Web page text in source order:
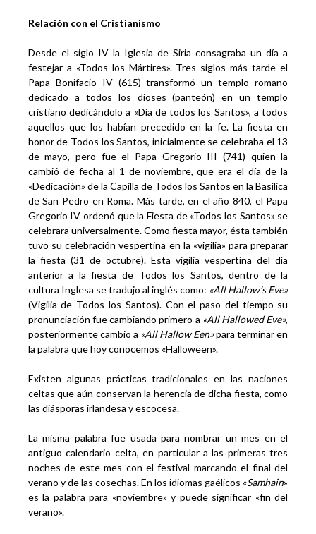
Relación con el Cristianismo
Desde el siglo IV la Iglesia de Siria consagraba un día a
festejar a «Todos los Mártires». Tres siglos más tarde el
Papa Bonifacio IV (615) transformó un templo romano
dedicado a todos los dioses (panteón) en un templo
cristiano dedicándolo a «Día de todos los Santos», a todos
aquellos que los habían precedido en la fe. La fiesta en
honor de Todos los Santos, inicialmente se celebraba el 13
de mayo, pero fue el Papa Gregorio III (741) quien la
cambió de fecha al 1 de noviembre, que era el día de la
«Dedicación» de la Capilla de Todos los Santos en la Basílica
de San Pedro en Roma. Más tarde, en el año 840, el Papa
Gregorio IV ordenó que la Fiesta de «Todos los Santos» se
celebrara universalmente. Como fiesta mayor, ésta también
tuvo su celebración vespertina en la «vigilia» para preparar
la fiesta (31 de octubre). Esta vigilia vespertina del día
anterior a la fiesta de Todos los Santos, dentro de la
cultura Inglesa se tradujo al inglés como: «All Hallow’s Eve»
(Vigilia de Todos los Santos). Con el paso del tiempo su
pronunciación fue cambiando primero a «All Hallowed Eve»,
posteriormente cambio a «All Hallow Een»para terminar en
la palabra que hoy conocemos «Halloween».
Existen algunas prácticas tradicionales en las naciones
celtas que aún conservan la herencia de dicha fiesta, como
las diásporas irlandesa y escocesa.
La misma palabra fue usada para nombrar un mes en el
antiguo calendario celta, en particular a las primeras tres
noches de este mes con el festival marcando el final del
verano y de las cosechas. En los idiomas gaélicos «Samhain»
es la palabra para «noviembre» y puede significar «fin del
verano».